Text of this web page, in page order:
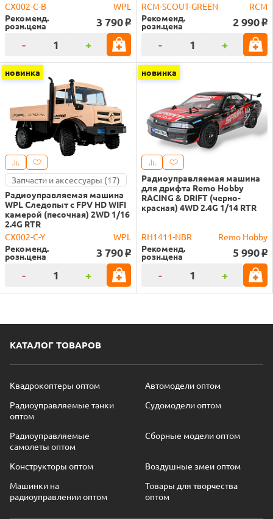
CX002-C-B
WPL
Рекоменд.
розн.цена 3 790 o
- +
RCM-SCOUT-GREEN
RCM
Рекоменд.
розн.цена 2 990 o
- +
новинка
Запчасти и аксессуары (17)
Радиоуправляемая машина
WPL Следопыт с FPV HD WIFI
камерой (песочная) 2WD 1/16
2.4G RTR
CX002-C-Y
WPL
Рекоменд.
розн.цена 3 790 o
- +
новинка
Радиоуправляемая машина
для дрифта Remo Hobby
RACING & DRIFT (черно-
красная) 4WD 2.4G 1/14 RTR
RH1411-NBR
Remo Hobby
Рекоменд.
розн.цена 5 990 o
- +
КАТАЛОГ ТОВАРОВ
Квадрокоптеры оптом
Автомодели оптом
Радиоуправляемые танки
оптом
Судомодели оптом
Радиоуправляемые
самолеты оптом
Сборные модели оптом
Конструкторы оптом
Воздушные змеи оптом
Машинки на
радиоуправлении оптом
Товары для творчества
оптом